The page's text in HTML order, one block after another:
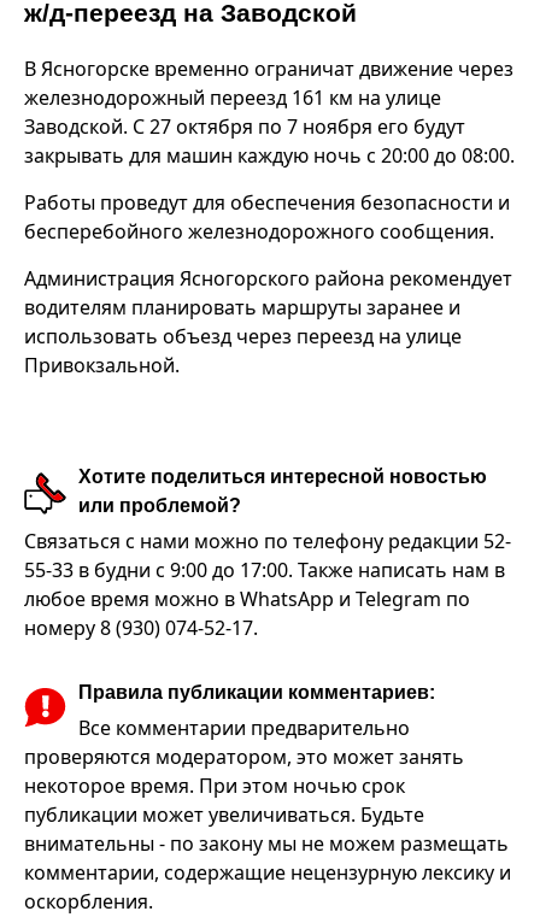
ж/д-переезд на Заводской
В Ясногорске временно ограничат движение через
железнодорожный переезд 161 км на улице
Заводской. С 27 октября по 7 ноября его будут
закрывать для машин каждую ночь с 20:00 до 08:00.
Работы проведут для обеспечения безопасности и
бесперебойного железнодорожного сообщения.
Администрация Ясногорского района рекомендует
водителям планировать маршруты заранее и
использовать объезд через переезд на улице
Привокзальной.
Хотите поделиться интересной новостью
или проблемой?
Связаться с нами можно по телефону редакции 52-
55-33 в будни с 9:00 до 17:00. Также написать нам в
любое время можно в WhatsApp и Telegram по
номеру 8 (930) 074-52-17.
Правила публикации комментариев:
Все комментарии предварительно
проверяются модератором, это может занять
некоторое время. При этом ночью срок
публикации может увеличиваться. Будьте
внимательны - по закону мы не можем размещать
комментарии, содержащие нецензурную лексику и
оскорбления.